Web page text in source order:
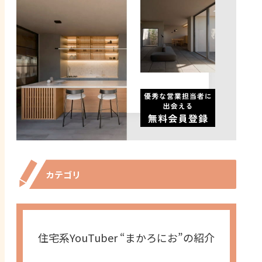
カテゴリ
住宅系YouTuber “まかろにお”の紹介